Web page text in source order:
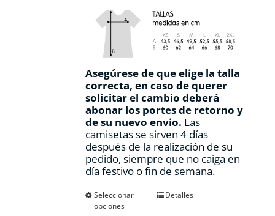
Asegúrese de que elige la talla
correcta, en caso de querer
solicitar el cambio deberá
abonar los portes de retorno y
de su nuevo envio. Las
camisetas se sirven 4 días
después de la realización de su
pedido, siempre que no caiga en
día festivo o fin de semana.
Seleccionar
opciones
EsteDetalles